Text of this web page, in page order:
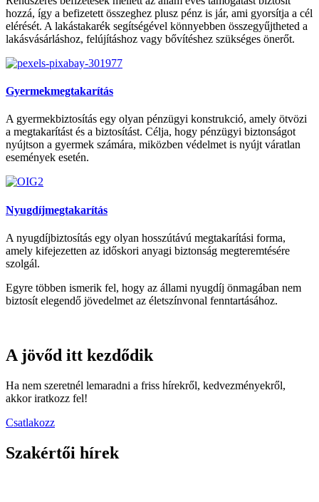
hozzá, így a befizetett összeghez plusz pénz is jár, ami gyorsítja a cél
elérését. A lakástakarék segítségével könnyebben összegyűjtheted a
lakásvásárláshoz, felújításhoz vagy bővítéshez szükséges önerőt.
Gyermekmegtakarítás
A gyermekbiztosítás egy olyan pénzügyi konstrukció, amely ötvözi
a megtakarítást és a biztosítást. Célja, hogy pénzügyi biztonságot
nyújtson a gyermek számára, miközben védelmet is nyújt váratlan
események esetén.
Nyugdíjmegtakarítás
A nyugdíjbiztosítás egy olyan hosszútávú megtakarítási forma,
amely kifejezetten az időskori anyagi biztonság megteremtésére
szolgál.
Egyre többen ismerik fel, hogy az állami nyugdíj önmagában nem
biztosít elegendő jövedelmet az életszínvonal fenntartásához.
A jövőd itt kezdődik
Ha nem szeretnél lemaradni a friss hírekről, kedvezményekről,
akkor iratkozz fel!
Csatlakozz
Szakértői hírek